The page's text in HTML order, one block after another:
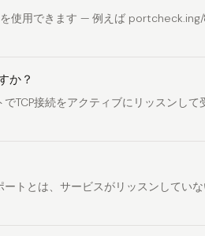
使用できます — 例えば
か？
TCP接続をアクティブにリッスンし
トとは、サービスがリッスンしてい